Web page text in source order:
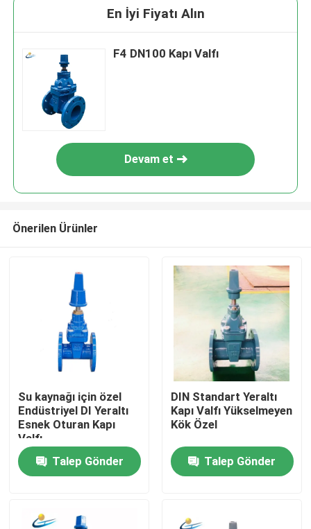
Ev
Ürün:% s
En İyi Fiyatı Alın
F4 DN100 Kapı Valfı
Devam et
Önerilen Ürünler
Su kaynağı için özel
Endüstriyel DI Yeraltı
Esnek Oturan Kapı
Valfı
Talep Gönder
DIN Standart Yeraltı
Kapı Valfı Yükselmeyen
Kök Özel
Talep Gönder